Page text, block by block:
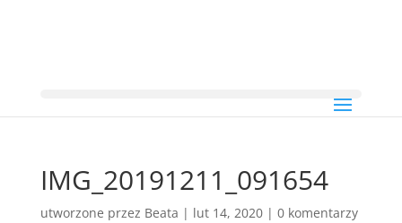
IMG_20191211_091654
utworzone przez Beata | lut 14, 2020| 0 komentarzy